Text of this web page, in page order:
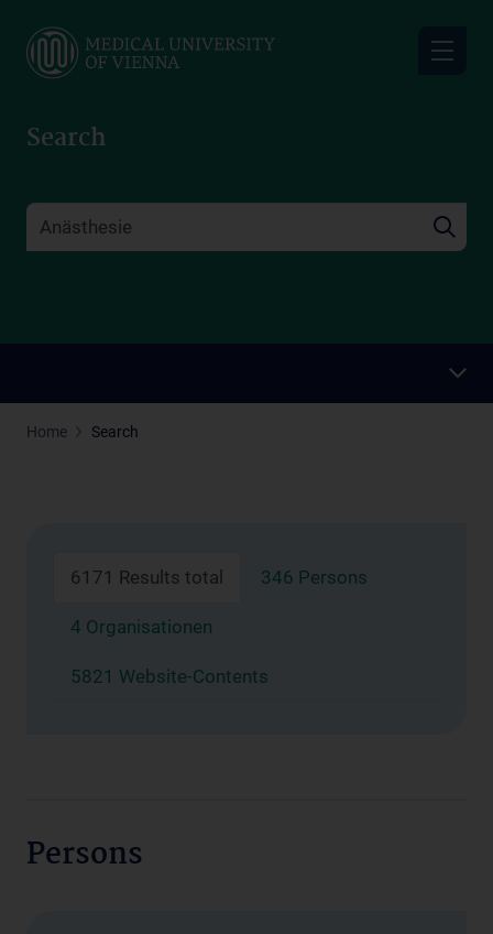
main
Search
Home Search
6171 Results total 346 Persons
4 Organisationen
5821 Website-Contents
Persons